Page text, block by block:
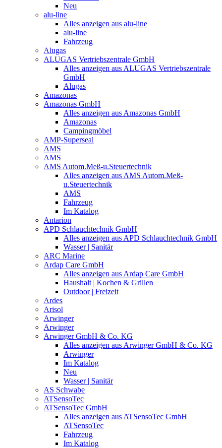
Neu
alu-line
Alles anzeigen aus alu-line
alu-line
Fahrzeug
Alugas
ALUGAS Vertriebszentrale GmbH
Alles anzeigen aus ALUGAS Vertriebszentrale
GmbH
Alugas
Amazonas
Amazonas GmbH
Alles anzeigen aus Amazonas GmbH
Amazonas
Campingmöbel
AMP-Superseal
AMS
AMS
AMS Autom.Meß-u.Steuertechnik
Alles anzeigen aus AMS Autom.Meß-
u.Steuertechnik
AMS
Fahrzeug
Im Katalog
Antarion
APD Schlauchtechnik GmbH
Alles anzeigen aus APD Schlauchtechnik GmbH
Wasser | Sanitär
ARC Marine
Ardap Care GmbH
Alles anzeigen aus Ardap Care GmbH
Haushalt | Kochen & Grillen
Outdoor | Freizeit
Ardes
Arisol
Arwinger
Arwinger
Arwinger GmbH & Co. KG
Alles anzeigen aus Arwinger GmbH & Co. KG
Arwinger
Im Katalog
Neu
Wasser | Sanitär
AS Schwabe
ATSensoTec
ATSensoTec GmbH
Alles anzeigen aus ATSensoTec GmbH
ATSensoTec
Fahrzeug
Im Katalog